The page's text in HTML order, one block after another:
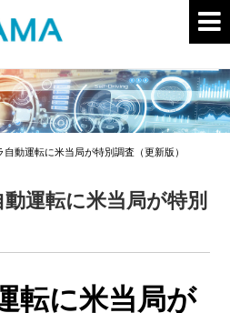
自動運転に米当局が特別調査（更新版）
動運転に米当局が特別
転に米当局が